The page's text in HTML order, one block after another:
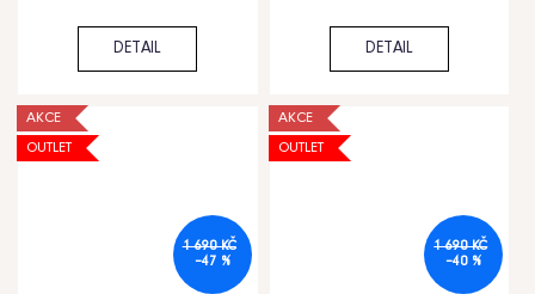
DETAIL DETAIL
AKCE
OUTLET
1 690 KČ
–47 %
AKCE
OUTLET
1 690 KČ
–40 %